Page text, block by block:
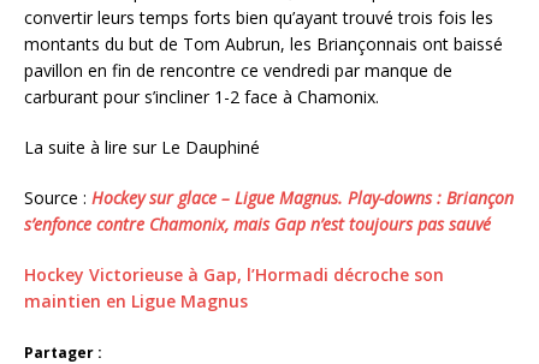
convertir leurs temps forts bien qu’ayant trouvé trois fois les
montants du but de Tom Aubrun, les Briançonnais ont baissé
pavillon en fin de rencontre ce vendredi par manque de
carburant pour s’incliner 1-2 face à Chamonix.
La suite à lire sur Le Dauphiné
Source : Hockey sur glace – Ligue Magnus. Play-downs : Briançon
s’enfonce contre Chamonix, mais Gap n’est toujours pas sauvé
Hockey Victorieuse à Gap, l’Hormadi décroche son
maintien en Ligue Magnus
Partager :